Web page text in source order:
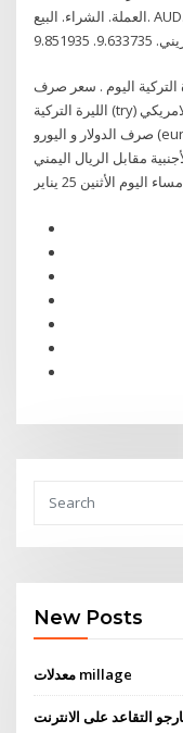
العملة. الشراء. البيع. AUD. دولار استرالي. 2.721918. 2.943318. BHD.
سعر الليرة التركية اليوم . سعر صرف
الليرة التركية (try) مقابل الدولار الامريكي (usd) و العملات الاجنبية . سعر
صرف الدولار و اليورو (eur) مقابل الليرة التركية 5‏‏/6‏‏/1442 بعد الهجرة
مقابل الريال اليمني
الأثنين 25 يناير
New Posts
معدلات millage
التقاعد على الانترنت